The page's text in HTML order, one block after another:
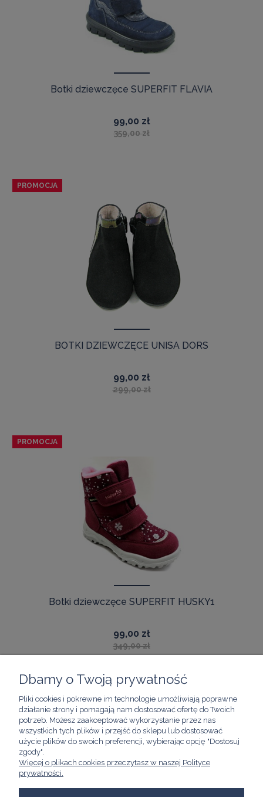
Botki dziewczęce SUPERFIT FLAVIA
99,00 zł
359,00 zł
BOTKI DZIEWCZĘCE UNISA DORS
99,00 zł
299,00 zł
PROMOCJA
Botki dziewczęce SUPERFIT HUSKY1
99,00 zł
349,00 zł
PROMOCJA
ZAKUPY
POMOC
Dbamy o Twoją prywatność
Pliki cookies i pokrewne im technologie umożliwiają poprawne
działanie strony i pomagają nam dostosować ofertę do Twoich
potrzeb. Możesz zaakceptować wykorzystanie przez nas
wszystkich tych plików i przejść do sklepu lub dostosować
użycie plików do swoich preferencji, wybierając opcję "Dostosuj
zgody".
Więcej o plikach cookies przeczytasz w naszej Polityce
prywatności.